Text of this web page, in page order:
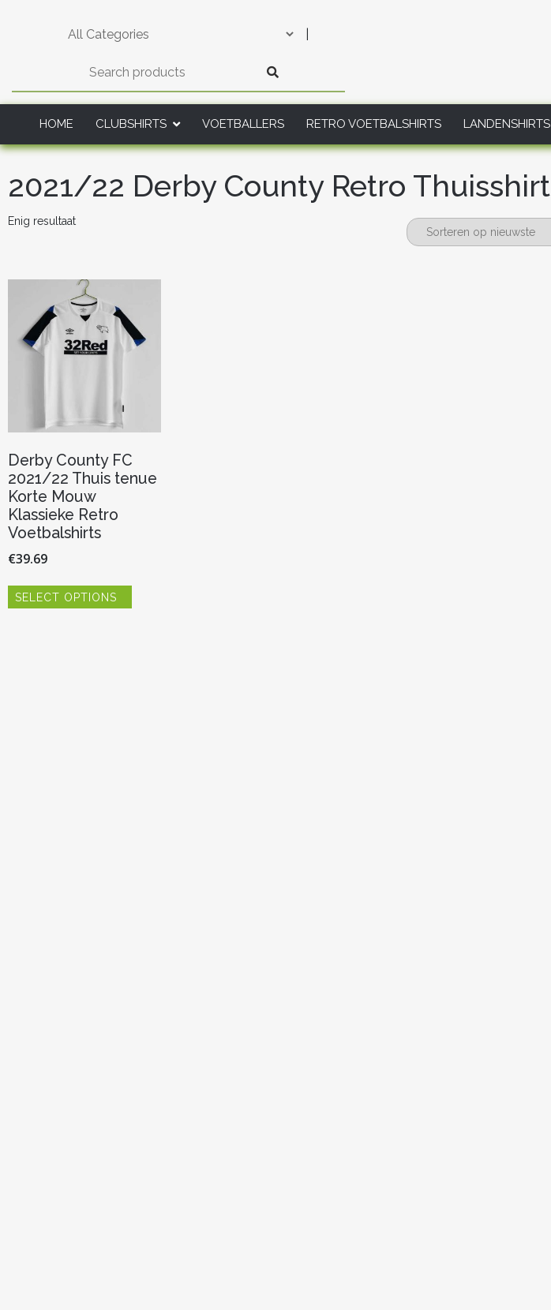
HOME CLUBSHIRTS VOETBALLERS RETRO VOETBALSHIRTS LANDENSHIRTS
2021/22 Derby County Retro Thuisshirt
Enig resultaat
Derby County FC
2021/22 Thuis tenue
Korte Mouw
Klassieke Retro
Voetbalshirts
€39.69
SELECT OPTIONS